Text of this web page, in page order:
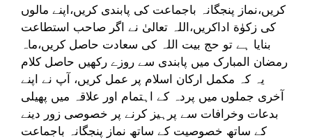
کریں،نماز پنجگانہ باجماعت کی پابندی کریں،اپنے مالوں
کی زکوٰة اداکریں،اللہ تعالیٰ نے اگر صاحب استطاعت
بنایا ہے تو حج بیت اللہ کی سعادت حاصل کریں،ماہ
رمضان المبارک میں پابندی سے روزے رکھیں حاصل کلام
یہ کہ مکمل ارکان اسلام پر عمل کریں، آپ نے اپنے
آخری جملوں میں پردہ کے اہتمام اور علاقہ میں پھیلی
بدعات وخرافات سے پرہیز کرنے پر خصوصی زور دینے
کے ساتھ خصوصیت کے ساتھ نماز پنجگانہ باجماعت